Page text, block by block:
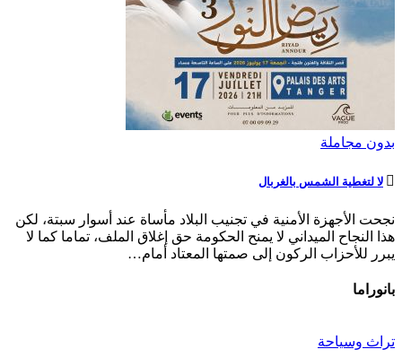
بدون مجاملة
لا لتغطية الشمس بالغربال
نجحت الأجهزة الأمنية في تجنيب البلاد مأساة عند أسوار سبتة، لكن
هذا النجاح الميداني لا يمنح الحكومة حق إغلاق الملف، تماما كما لا
يبرر للأحزاب الركون إلى صمتها المعتاد أمام…
بانوراما
تراث وسياحة